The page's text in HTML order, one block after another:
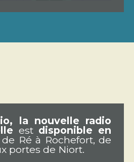
la nouvelle radio
est disponible en
de Ré à Rochefort, de
portes de Niort.